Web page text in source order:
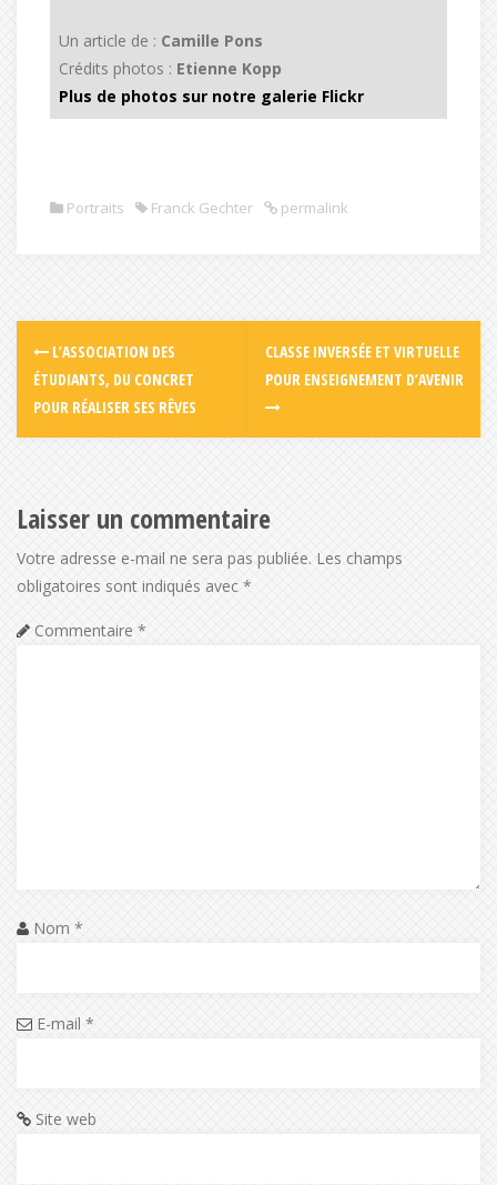
Un article de : Camille Pons
Crédits photos : Etienne Kopp
Plus de photos sur notre galerie Flickr
Portraits Franck Gechter permalink
L’ASSOCIATION DES
ÉTUDIANTS, DU CONCRET
POUR RÉALISER SES RÊVES
CLASSE INVERSÉE ET VIRTUELLE
POUR ENSEIGNEMENT D’AVENIR
Laisser un commentaire
Votre adresse e-mail ne sera pas publiée. Les champs
obligatoires sont indiqués avec *
Commentaire *
Nom *
E-mail *
Site web